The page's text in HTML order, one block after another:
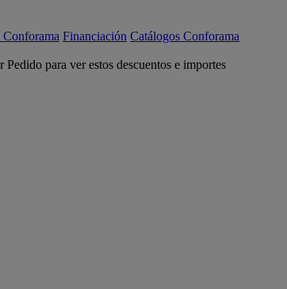
Conforama Financiación Catálogos Conforama
para ver estos descuentos e importes